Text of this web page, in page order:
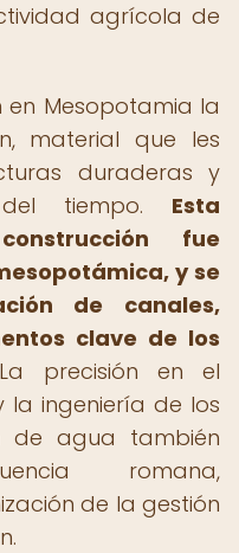
agrícola de
en Mesopotamia la
material que les
duraderas y
tiempo. Esta
fue
y se
de canales,
clave de los
precisión en el
ingeniería de los
de agua también
romana,
de la gestión